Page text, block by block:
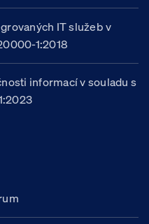
IT služeb v
1:2018
informací v souladu s